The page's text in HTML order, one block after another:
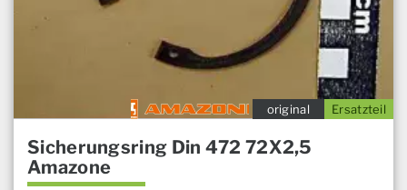
Ersatzteil
original
Sicherungsring Din 472 72X2,5
Amazone